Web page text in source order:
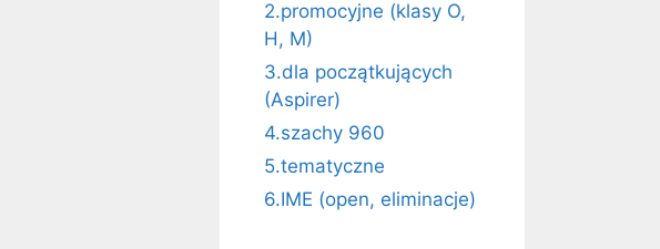
2.promocyjne (klasy O,
H, M)
3.dla początkujących
(Aspirer)
4.szachy 960
5.tematyczne
6.IME (open, eliminacje)